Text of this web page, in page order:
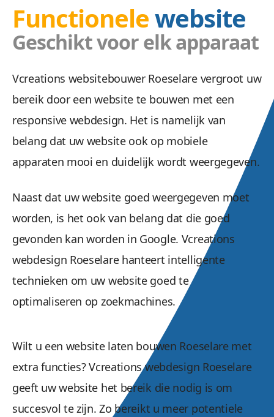
Functionelewebsite
Geschikt voor elk apparaat
Vcreations websitebouwer Roeselare vergroot uw
bereik door een website te bouwen met een
responsive webdesign. Het is namelijk van
belang dat uw website ook op mobiele
apparaten mooi en duidelijk wordt weergegeven.
Naast dat uw website goed weergegeven moet
worden, is het ook van belang dat die goed
gevonden kan worden in Google. Vcreations
webdesign Roeselare hanteert intelligente
technieken om uw website goed te
optimaliseren op zoekmachines.
Wilt u een website laten bouwen Roeselare met
extra functies? Vcreations webdesign Roeselare
geeft uw website het bereik die nodig is om
succesvol te zijn. Zo bereikt u meer potentiele